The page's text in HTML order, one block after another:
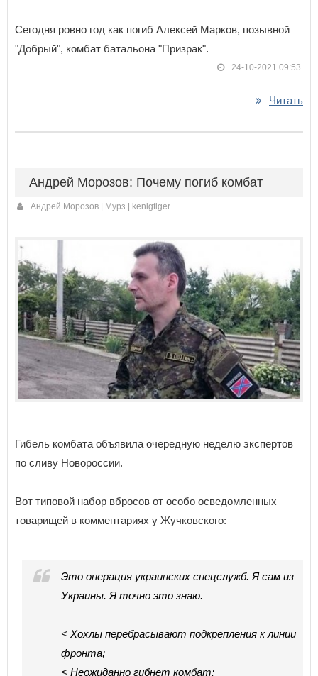
Сегодня ровно год как погиб Алексей Марков, позывной
"Добрый", комбат батальона "Призрак".
24-10-2021 09:53
Читать
Андрей Морозов: Почему погиб комбат
Андрей Морозов | Мурз | kenigtiger
Гибель комбата объявила очередную неделю экспертов
по сливу Новороссии.
Вот типовой набор вбросов от особо осведомленных
товарищей в комментариях у Жучковского:
Это операция украинских спецслужб. Я сам из
Украины. Я точно это знаю.
< Хохлы перебрасывают подкрепления к линии
фронта;
< Неожиданно гибнет комбат;